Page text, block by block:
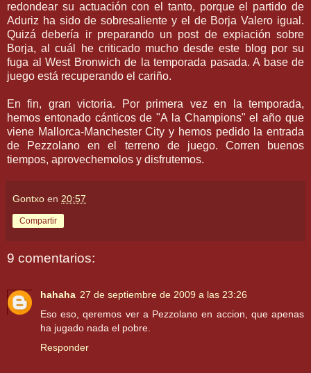
redondear su actuación con el tanto, porque el partido de
Aduriz ha sido de sobresaliente y el de Borja Valero igual.
Quizá debería ir preparando un post de expiación sobre
Borja, al cuál he criticado mucho desde este blog por su
fuga al West Bronwich de la temporada pasada. A base de
juego está recuperando el cariño.
En fin, gran victoria. Por primera vez en la temporada,
hemos entonado cánticosde "A la Champions" el año que
viene Mallorca-Manchester City y hemos pedido la entrada
de
Pezzolano en el terreno de juego. Corren buenos
tiempos, aprovechemolos y disfrutemos.
Gontxo en 20:57
Compartir
9 comentarios:
hahaha 27 de septiembre de 2009 a las 23:26
Eso eso, qeremos ver a Pezzolano en accion, que apenas
ha jugado nada el pobre.
Responder